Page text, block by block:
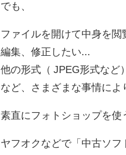
でも、
ファイルを開けて中身を閲
編集、修正したい...
他の形式（ JPEG形式など
など、さまざまな事情によ
素直にフォトショップを使
ヤフオクなどで「中古ソ